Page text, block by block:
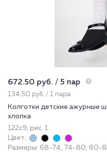
672.50 руб. / 5 пар
134.50 руб. / 1 пара
Колготки детские ажурные
хлопка
122с9, рис. 1
Цвет:
Размеры: 68-74, 74-80, 80-